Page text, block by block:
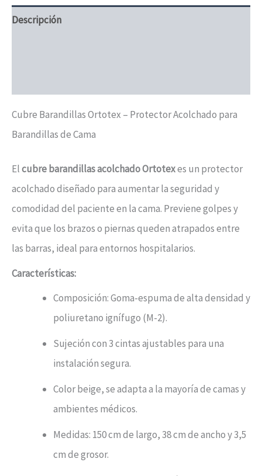
Descripción
Cubre Barandillas Ortotex – Protector Acolchado para
Barandillas de Cama
Elcubre barandillas acolchado Ortotexes un protector
acolchado diseñado para aumentar la seguridad y
comodidad del paciente en la cama. Previene golpes y
evita que los brazos o piernas queden atrapados entre
las barras, ideal para entornos hospitalarios.
Características:
Composición: Goma-espuma de alta densidad y
poliuretano ignífugo (M-2).
Sujeción con 3 cintas ajustables para una
instalación segura.
Color beige, se adapta a la mayoría de camas y
ambientes médicos.
Medidas: 150 cm de largo, 38 cm de ancho y 3,5
cm de grosor.